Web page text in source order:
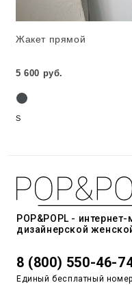
Жакет прямой
5 600 руб.
S
POP&POPL - интернет-
дизайнерской
8 (800) 550-46-
Единый бесплатный